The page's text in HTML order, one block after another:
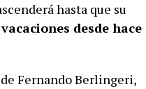
hasta que su
desde hace
Fernando Berlingeri,